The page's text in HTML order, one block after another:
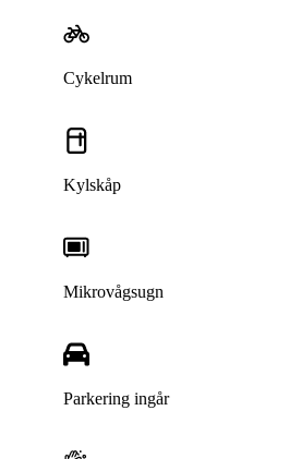
Cykelrum
Kylskåp
Mikrovågsugn
Parkering ingår